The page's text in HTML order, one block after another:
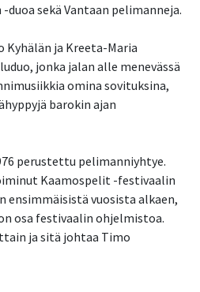
sekä Vantaan pelimanneja.
Kyhälän ja Kreeta-Maria
jonka jalan alle menevässä
omina sovituksina,
barokin ajan
perustettu pelimanniyhtye.
Kaamospelit -festivaalin
ensimmäisistä vuosista alkaen,
osa festivaalin ohjelmistoa.
ja sitä johtaa Timo